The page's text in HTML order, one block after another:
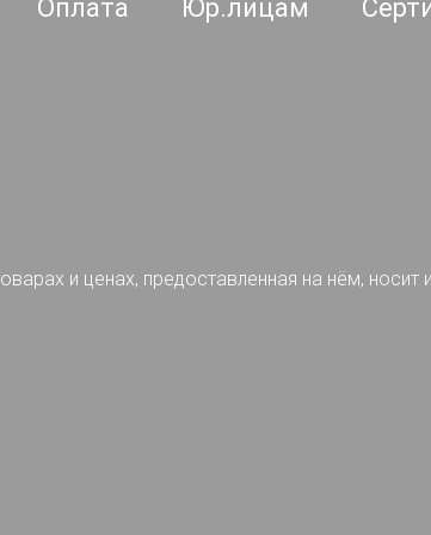
Оплата Юр.лицам
и ценах, предоставленная на нём,